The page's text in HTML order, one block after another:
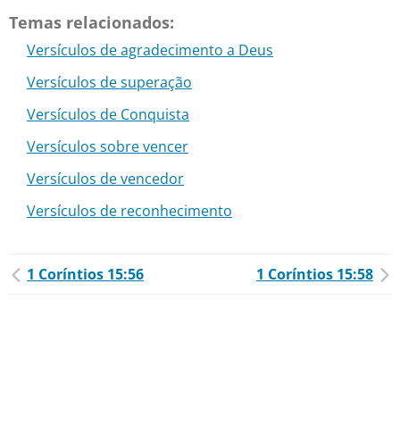
Temas relacionados:
Versículos de agradecimento a Deus
Versículos de superação
Versículos de Conquista
Versículos sobre vencer
Versículos de vencedor
Versículos de reconhecimento
1 Coríntios 15:56 1 Coríntios 15:58